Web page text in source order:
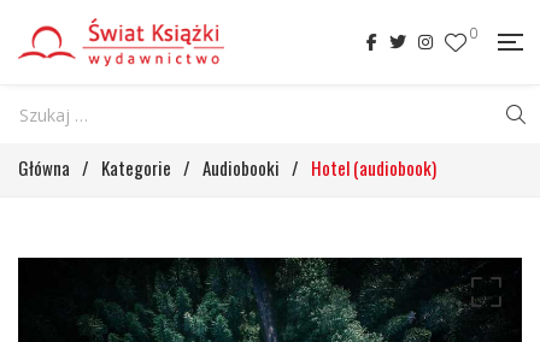
0
Główna / Kategorie / Audiobooki / Hotel (audiobook)